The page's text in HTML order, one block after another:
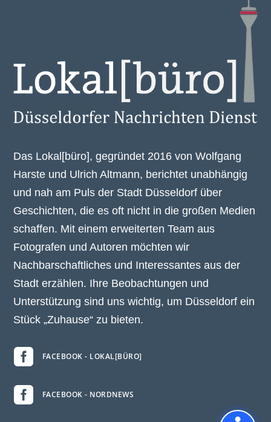
Das Lokal[büro], gegründet 2016 von Wolfgang
Harste und Ulrich Altmann, berichtet unabhängig
und nah am Puls der Stadt Düsseldorf über
Geschichten, die es oft nicht in die großen Medien
schaffen. Mit einem erweiterten Team aus
Fotografen und Autoren möchten wir
Nachbarschaftliches und Interessantes aus der
Stadt erzählen. Ihre Beobachtungen und
Unterstützung sind uns wichtig, um Düsseldorf ein
Stück „Zuhause“ zu bieten.
 FACEBOOK - LOKAL[BÜRO]
 FACEBOOK - NORDNEWS